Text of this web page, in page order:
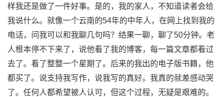
样我还是做了一件好事。是的，我的家人，不知道读者会给
我说什么。就像一个云南的54年的中年人，在网上找到我的
电话，问我可以和我聊几句吗？结果一聊，聊了50分钟。老
人根本停不下来了，说他看了我的博客，每一篇文章都看过
去了。看了整整一个星期了。后来的我出的电子版书籍，他
都买了。说支持我写作，说我写的真好。我真的就差感动哭
了。任何人都希望被人认可，但这个过程，无疑是艰难的。